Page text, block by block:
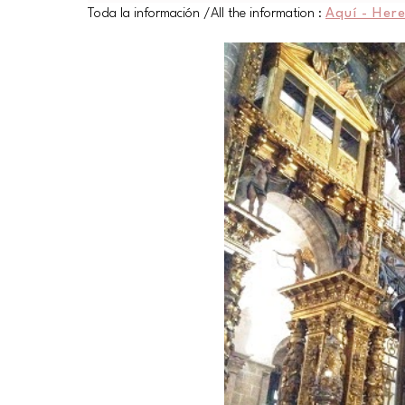
Toda la información /All the information : Aquí -